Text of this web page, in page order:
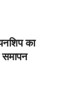
का